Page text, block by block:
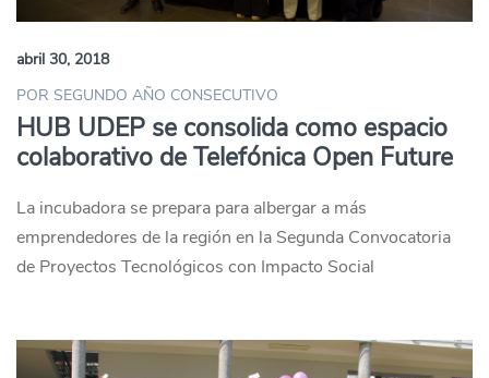
abril 30, 2018
POR SEGUNDO AÑO CONSECUTIVO
HUB UDEP se consolida como espacio
colaborativo de Telefónica Open Future
La incubadora se prepara para albergar a más
emprendedores de la región en la Segunda Convocatoria
de Proyectos Tecnológicos con Impacto Social